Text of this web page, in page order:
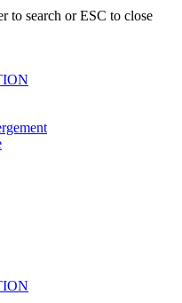
to search or ESC to close